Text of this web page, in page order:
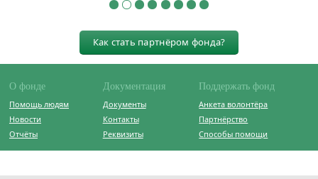
Как стать партнёром фонда?
О фонде
Помощь людям
Новости
Отчёты
Документация
Документы
Контакты
Реквизиты
Поддержать фонд
Анкета волонтёра
Партнёрство
Способы помощи